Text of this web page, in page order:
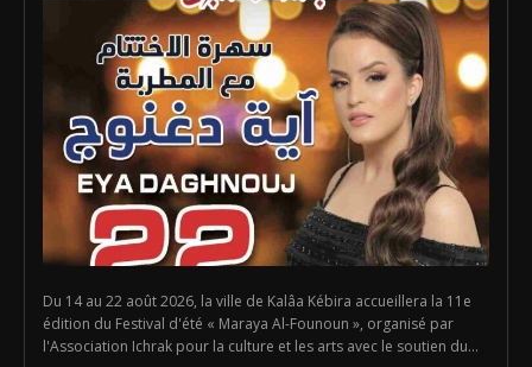
Du 14 au 22 août 2026, la ville de Kalâa Kébira accueillera la 11e
édition du Festival d'été « Maraya Al-Founoun », organisé par
l'Association Ichrak pour la culture et les arts avec le soutien du...